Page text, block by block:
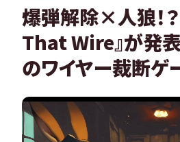
爆弾解除×人狼！
That Wire』が発
のワイヤー裁断ゲ